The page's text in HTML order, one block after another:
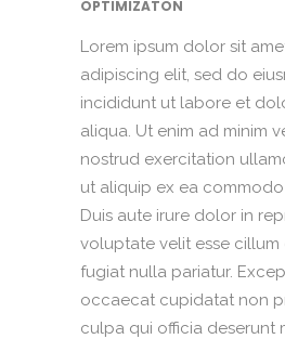
OPTIMIZATON
Lorem ipsum dolor sit
adipiscing elit, sed do
incididunt ut labore et
aliqua. Ut enim ad minim
nostrud exercitation
ut aliquip ex ea
Duis aute irure dolor in
voluptate velit esse
fugiat nulla pariatur.
occaecat cupidatat non
culpa qui officia deserunt